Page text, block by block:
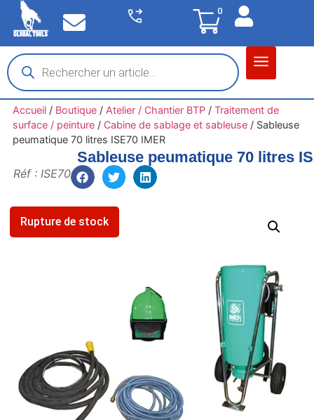
0
Accueil/ Boutique/ Atelier / Chantier BTP/ Traitement de
surface / peinture/ Cabine de sablage et sableuse/ Sableuse
peumatique 70 litres ISE70 IMER
Rupture de stock
Sableuse peumatique 70 litres
Réf : ISE70